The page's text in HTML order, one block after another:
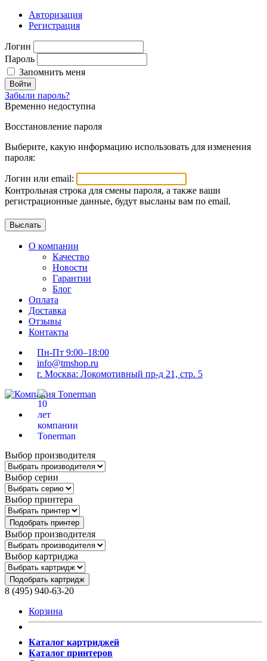
Авторизация
Регистрация
Логин
Пароль
Запомнить меня
Войти
Забыли пароль?
Временно недоступна
Восстановление пароля
Выберите, какую информацию использовать для изменения
пароля:
Логин или email:
Контрольная строка для смены пароля, а также ваши
регистрационные данные, будут высланы вам по email.
О компании
Качество
Новости
Гарантии
Блог
Оплата
Доставка
Отзывы
Контакты
Пн-Пт 9:00–18:00
info@tmshop.ru
г. Москва: Локомотивный пр-д 21, стр. 5
Выбор производителя
Выбор серии
Выбор принтера
Подобрать принтер
Выбор производителя
Выбор картриджа
Подобрать картридж
8 (495) 940-63-20
Корзина
Каталог картриджей
Каталог принтеров